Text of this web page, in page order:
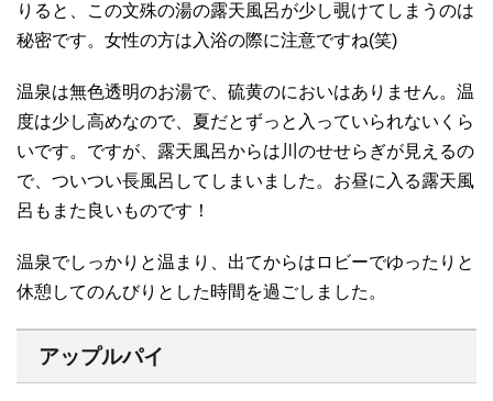
りると、この文殊の湯の露天風呂が少し覗けてしまうのは
秘密です。女性の方は入浴の際に注意ですね(笑)
温泉は無色透明のお湯で、硫黄のにおいはありません。温
度は少し高めなので、夏だとずっと入っていられないくら
いです。ですが、露天風呂からは川のせせらぎが見えるの
で、ついつい長風呂してしまいました。お昼に入る露天風
呂もまた良いものです！
温泉でしっかりと温まり、出てからはロビーでゆったりと
休憩してのんびりとした時間を過ごしました。
アップルパイ